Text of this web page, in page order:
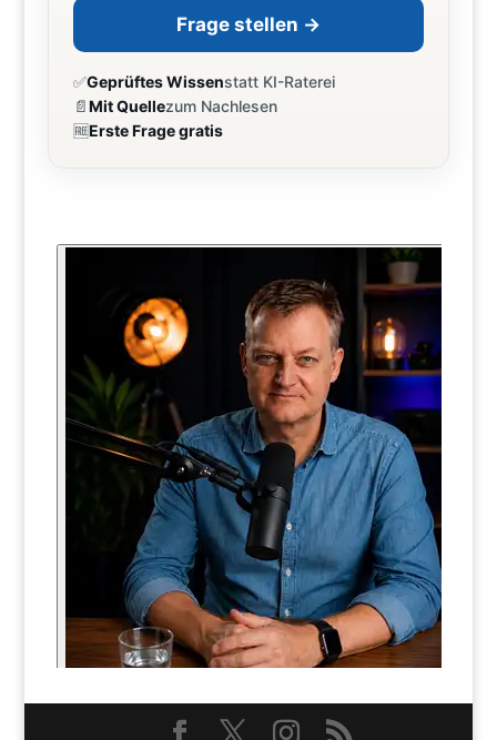
Frage stellen →
✅Geprüftes Wissenstatt KI-Raterei
📄Mit Quellezum Nachlesen
🆓Erste Frage gratis